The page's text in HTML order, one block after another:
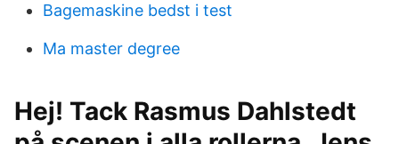
Bagemaskine bedst i test
Ma master degree
Hej! Tack Rasmus Dahlstedt